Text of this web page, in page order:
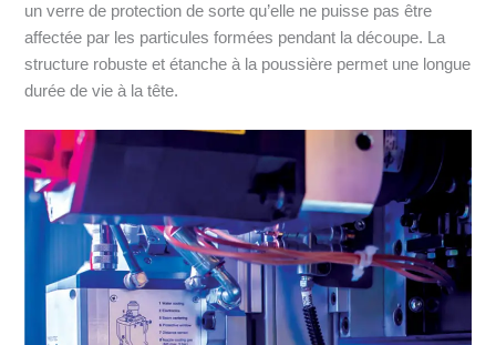
un verre de protection de sorte qu’elle ne puisse pas être
affectée par les particules formées pendant la découpe. La
structure robuste et étanche à la poussière permet une longue
durée de vie à la tête.